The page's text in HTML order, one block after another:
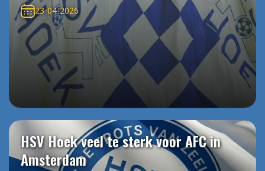
23-04-2026
HSV Hoek veel te sterk voor AFC in
Amsterdam